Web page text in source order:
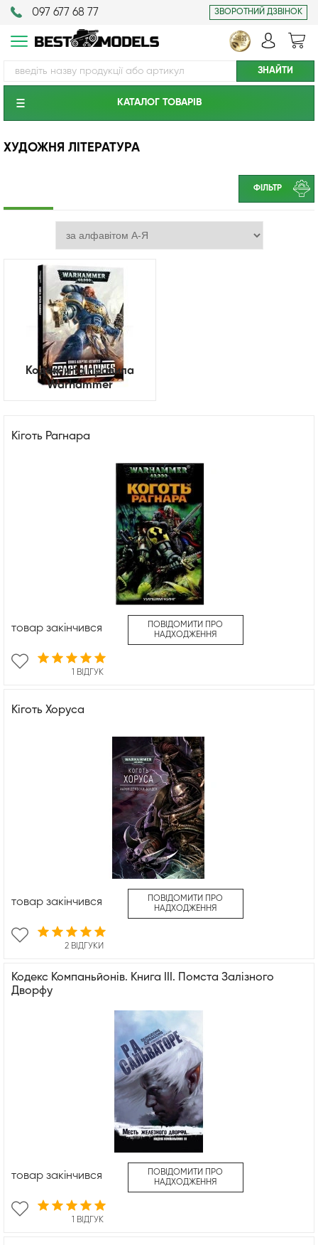
097 677 68 77 ЗВОРОТНИЙ ДЗВІНОК
КАТАЛОГ ТОВАРIВ
ХУДОЖНЯ ЛІТЕРАТУРА
ФІЛЬТР
Кодекси та правила
Warhammer
Кіготь Рагнара
1 ВІДГУК
товар закінчився
ПОВІДОМИТИ ПРО
НАДХОДЖЕННЯ
Кіготь Хоруса
2 ВІДГУКИ
товар закінчився
ПОВІДОМИТИ ПРО
НАДХОДЖЕННЯ
Кодекс Компаньйонів. Книга ІІІ. Помста Залізного
Дворфу
1 ВІДГУК
товар закінчився
ПОВІДОМИТИ ПРО
НАДХОДЖЕННЯ